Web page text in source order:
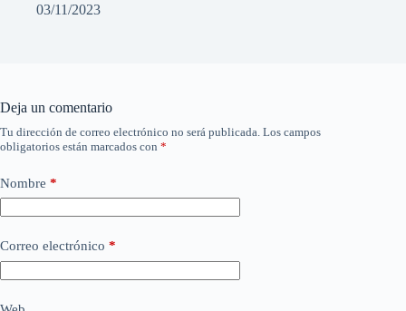
03/11/2023
Deja un comentario
Tu dirección de correo electrónico no será publicada. Los campos
obligatorios están marcados con *
Nombre *
Correo electrónico *